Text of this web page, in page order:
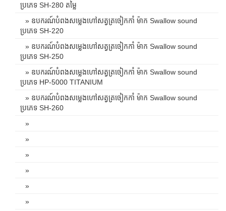
ប្រភេទ SH-280 តម្លៃ
» ឧបករណ៍បំពងសម្លេងហៅសត្វត្រចៀកកាំ ម៉ាក Swallow sound
ប្រភេទ SH-220
» ឧបករណ៍បំពងសម្លេងហៅសត្វត្រចៀកកាំ ម៉ាក Swallow sound
ប្រភេទ SH-250
» ឧបករណ៍បំពងសម្លេងហៅសត្វត្រចៀកកាំ ម៉ាក Swallow sound
ប្រភេទ HP-5000 TITANIUM
» ឧបករណ៍បំពងសម្លេងហៅសត្វត្រចៀកកាំ ម៉ាក Swallow sound
ប្រភេទ SH-260
»
»
»
»
»
»